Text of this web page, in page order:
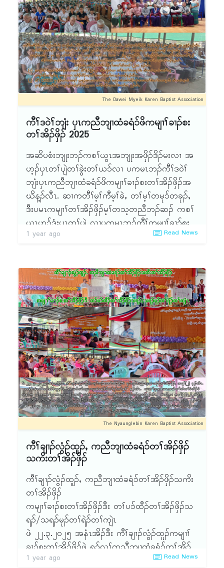
မံးတံာ်ဖဲ လါအ့ဖြ့ၣ်(၁၂-၁၃)သီႇ ၂ဝ၂၅နံၣ်ႇ ဆူဝ့ၢ်မါတ
လ့ဒီး နစၤရံးတၢ်အိၣ်ဖှိၣ်ဖဲ လါအ့ဖြ့ၣ်(၁၇-၁၈)သီႇ
၂ဝ၂၅နံၣ်န့ၣ်ထံၣ်လိာ် ဒီးတၢ်အိၣ်ဖှိၣ်ဖိဟံၣ်ဒူၣ်တနီၤလၢ
အိၣ်ဆိးလီၢ်ဟးဂီၤႇ တၢ်ပီးတၢ်လီလီၤမၣ်ႇ ဟ့ၣ်ဖိဃီဖိ
လီၤမၣ်အဂီၢ် ပာ်ဖျါတၢ်အဲၣ်တၢ်သးအိၣ်ဆီၣ်ထဲမွၤစၢၤ
တၢ်ပီးတၢ်လီဒီးတၢ်မၤဘူၣ်န့ၣ်လီၤ. ဘူၣ်သကိးဘါသကိး
ယွၤႇ အိၣ်ဒီးတၢ်ကတိၤဟ့ၣ်ဂံၢ်ဟ့ၣ်ဘါႇ တၢ်ကတိၤဟ့ၣ်
ကူၣ်ဟ့ၣ်ဖးလိာ်သးႇ ထုကဖၣ်ဆၢဂ့ၤလိာ်သးန့ၣ်လီၤ.
အိၣ်စ့ၢ်ကီးဒီး မုာ်သးမၤကလီကရူၢ်သုးကျဲၤမၤဂ့ၤမၤစၢၤ
ဟီၣ်ခိၣ်ဟူးတၢ်ဘၣ်ဒိဘၣ်ထံးအဂီၢ် မၤစၢၤကီၢ်ထးခီတၢ်
အိၣ်ဖှီၣ်တနီၤ တၢတဘျီဖဲ လါအ့့ဖြ့ၣ်(၄-၁၂)သီႇ ခံ
ဘျီတဘျီဖဲလါအ့ဖြ့ၣ်(၁၁-၂၅) ၂ဝ၂၅နံၣ်န့ၣ်လီၤ.
The Dawei Myeik Karen Baptist Association
ကီၢ်ဒဝဲၢ်ဘျံး ၦၤကညီဘျၢထံခရံ၁်ဖိကမျၢၢ်ခၢၣ်စး
တၢ်အိၣ်ဖှိၣ် 2025
အဆိပစံးဘျုးဘၣ်ကစၢ်ယွၤအဘျုးအဖှိၣ်ဒိၣ်မးလၢ အ
ဟ့ၣ်ၦၤတၢ်ပျဲတၢ်ခွဲးတၢ်ယ၁်လၢ ပကမၤဘၣ်ကီၢ်ဒဝဲၢ်
ဘျံးၦၤကညီဘျၢထံခရံ၁်ဖိကမျၢၢ်ခၢၣ်စးတၢ်အိၣ်ဖှိၣ်အ
ဃိန့ၣ်လီၤ. ဆၢကတီၢ်မ့ၢ်ကီမ့ၢ်ခဲႇ တၢ်မ့ၢ်တမု၁်တခုၣ်ႇ
ဒီးပမၤကမျၢၢ်တၢ်အိၣ်ဖှိၣ်မ့ၢ်တသ့တညီဘၣ်ဆၣ် ကစၢ်
ယွၤဟ့ၣ်ဒံးၦၤတၢ်ပျဲ လၢပကမၤဘၣ်ကီၢ်ကမျၢၢ်ခၢၣ်စး
တၢ်အိၣ်ဖှိၣ်တဘျီအံၤ ဝံၤဝဲကဲဝဲဂ့ၤဂ့ၤဘၣ်ဘၣ်အဃိ စံး
ဘၣ်ဖဲ မုၢ်ထီၣ်ကဝီၤႇ ချၢၣ်ဖူတၢ်အိၣ်ဖှိၣ် ဖဲလါမၢ်ၡး
(၂ဝ-၂၃)သီႇ ၂ဝ၂၅နံၣ်န့ၣ်လီၤ. တၢ်တိ၁်ထူတခီမ့ၢ်ဝဲ
''ပလီၢ်ပသး'' ၁တံၤ ၄း၁၆ န့ၣ်လီၤ. တၢ်အိၣ်ဖှိၣ်တဘျီ
အံၤ ၦၤလၢအဟဲတၢ်အိၣ်ဖှိၣ်တဖၣ် သရၣ်ပ၁်စု -
၂၅ဂၤႇ သရၣ်တပ၁်စု - ၃ ဝဂၤႇ တၢ်မၢဖိ - ၅ ဂၤႇ
ကမျၢၢ် - ၁၃၆ ဂၤႇ ခဲလၢ၁် - ၂၆၉ ဂၤန့ၣ်လီၤ. တၢ်
ဘူၣ်တၢ်ဘါတကတီၢ်ဘၣ်တကတီၢ်န့ၣ် အိၣ်ဝဲဒၣ်လၢက
ရၢဒီး ဝဲၤကျိၤသ့ၣ်တဖၣ်အစုပူၤ ဒီးပထံၣ်ဘၣ်လၢအဝဲ
သ့ၣ်တဖၣ် မၤၦဲၤအမူအဒါဂ့ၤဂ့ၤဘၣ်ဘၣ်န့ၣ်လီၤ. တနံၣ်
အံၤပအိၣ်စ့ၢ်ကီးဒီး ခိၣ်နၢ်အတၢ်ဆီတလဲ (၂)ဂၤ န့ၣ်
လီၤ. (၁) သရၣ်ဒိၣ်ဒီးကထၢၣ်စဲမၢၣ်ထိလၢအမ့ၢ် ကီၢ်
နဲၣ်ရွဲၣ်န့ၣ် အိၣ်ဘှံးဝဲလၢ တၢ်ဖံးတၢ်မၤအပူၤဒီး ဆီတလဲ
က့ၤဝဲအလီၢ်ဆူ သရၣ်ဒိၣ်တၢ်မျၢ်ထူ အစုပူၤလၢ ကဖီၣ်
ထီၣ်က့ၤကီၢ်အတၢ်ဖံးတၢ်မၤသ့ၣ်တဖၣ်န့ၣ်လီၤ. (၂)
ကီၢ် ဃှှီီ ၦၤနဲၣ်တၢ်လၢအမ့ၢ် သရၣ်အၤစဘၢးဘံဘံၣ်
န့ၣ် တနံၣ်အံၤအဝဲအိၣ်ဘှံးလၢအတၢ်ဖံးတၢ်မၤအပူၤဒီး
ဆီတလဲက့ၤဝဲၦၤနဲၣ်တၢ်အလီၢ်ဆူ သရၣ်မုၣ်ဆၣ်ဂ့ၤဖိအ
စုပူၤလၢ ကဖီၣ်ထီၣ်က့ၤတၢ်ဖံးတၢ်မၤ န့ၣ်လီၤ. လီၤလီၤ
ဆီဆီ ၂ဝ၂၅ နံၣ်ကီၢ်တၢ်အိၣ်ဖှိၣ်တဘျီအံၤ တၢ်လီၤဆီ
လီၤလးႇ တၢ်တုၤအိၣ်တီၤအိၣ်မၤအသးတခါဒ်အံၤလီၤ.
ဖဲ ၂ဝဝ ဝနံၣ်န့ၣ် ကီၢ်ဒဝဲၢ်ဘျံးၦၤကညီဘျၢထံခရံ၁်ဖိ
တၢ်အိၣ်ဖှိၣ်သကိး တၢ်အိၣ်ဖှိၣ်လီၤဘၣ်ဖဲ ချၢၣ်ဖူတၢ်
1 year ago Read News
The Nyaunglebin Karen Baptist Association
ကီၢ်ချၢၣ်လွံၣ်ထူၣ်ႇ ကညီဘျၢထံခရံ၁်တၢ်အိၣ်ဖှိၣ်
သကိးတၢ်အိၣ်ဖှိၣ်
ကီၢ်ချၢၣ်လွံၣ်ထူၣ်ႇ ကညီဘျၢထံခရံ၁်တၢ်အိၣ်ဖှိၣ်သကိး
တၢ်အိၣ်ဖှိၣ်
ကမျၢၢ်ခၢၣ်စးတၢ်အိၣ်ဖှိၣ်ဒီး တၢ်ပ၁်ထီၣ်တၢ်အိၣ်ဖှိၣ်သ
ရၣ်/သရၣ်မုၣ်တၢ်ရဲၣ်တၢ်ကျဲၤ
ဖဲ ၂၂.၃.၂ဝ၂၅ အနံၤအိၣ်ဒီး ကီၢ်ချၢၣ်လွံၣ်ထူၣ်ကမျၢၢ်
ခၢၣ်စးတၢ်အိၣ်ဖှိၣ်ဖဲ ရု၁်လူၢ်ကညီဘျၢထံခရံ၁်တၢ်အိၣ်
ဖှိၣ်ႇ ကရူၢ်(၂) န့ၣ်လီၤ. တနံၣ်အံၤကီၢ်တၢ်တိ၁်ထူမ့ၢ်ဝဲ
1 year ago Read News